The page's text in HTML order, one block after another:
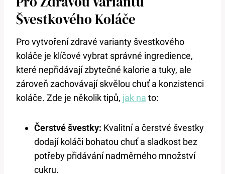
Švestkového Koláče
Pro vytvoření zdravé varianty švestkového
koláče je klíčové vybrat správné ingredience,
které nepřidávají zbytečné kalorie a tuky, ale
zároveň zachovávají skvělou chuť a konzistenci
koláče. Zde je několik tipů, jak na to:
Čerstvé švestky: Kvalitní a čerstvé švestky
dodají koláči bohatou chuť a sladkost bez
potřeby přidávání nadměrného množství
cukru.